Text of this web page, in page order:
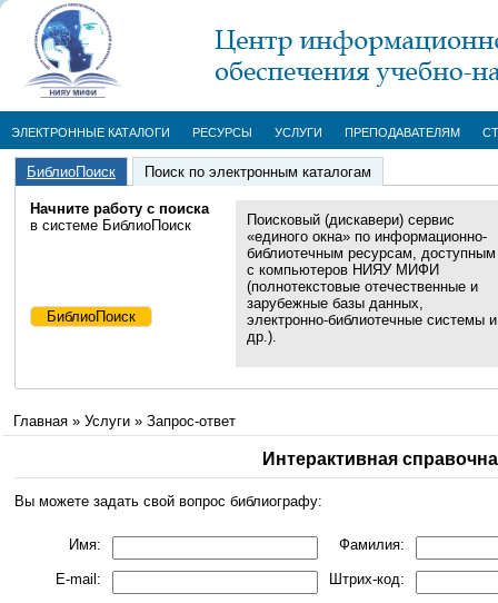
ЭЛЕКТРОННЫЕ КАТАЛОГИ РЕСУРСЫ УСЛУГИ ПРЕПОДАВАТЕЛЯМ
БиблиоПоиск Поиск по электронным каталогам
Начните работу с поиска
в системе БиблиоПоиск
Поисковый (дискавери) сервис
«единого окна» по информационно-
библиотечным ресурсам, доступным
с компьютеров НИЯУ МИФИ
(полнотекстовые отечественные и
зарубежные базы данных,
электронно-библиотечные системы и
др.).
Главная » Услуги » Запрос-ответ
Интерактивная
Вы можете задать свой вопрос библиографу:
Имя: Фамилия:
E-mail: Штрих-код: